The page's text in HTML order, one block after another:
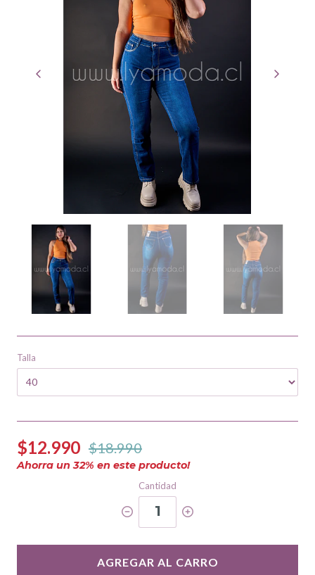
Talla
$12.990 $18.990
Ahorra un32% en este producto!
Cantidad
1
AGREGAR AL CARRO